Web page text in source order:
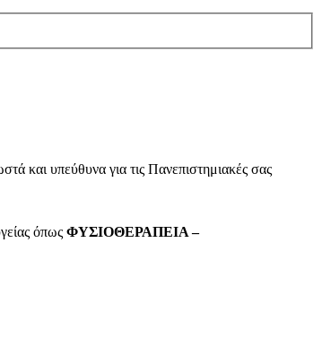
και υπεύθυνα για τις Πανεπιστημιακές σας
όπως ΦΥΣΙΟΘΕΡΑΠΕΙΑ –